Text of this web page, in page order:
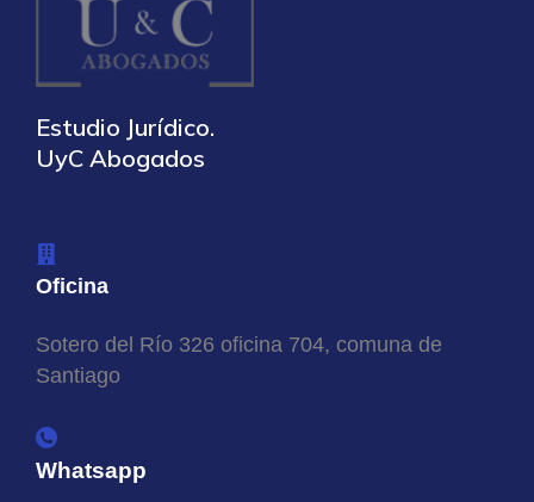
Estudio Jurídico.
UyC Abogados
Oficina
Sotero del Río 326 oficina 704, comuna de
Santiago
Whatsapp